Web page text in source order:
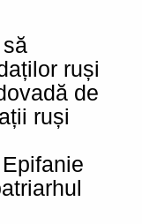
ruși
de
ruși